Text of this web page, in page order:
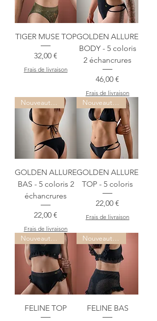
TIGER MUSE TOP
Prix
32,00 €
Frais de livraison
GOLDEN ALLURE
BODY - 5 coloris
2 échancrures
Prix
46,00 €
Frais de livraison
Nouveauté !
GOLDEN ALLURE
BAS - 5 coloris 2
échancrures
Prix
22,00 €
Frais de livraison
Nouveauté !
GOLDEN ALLURE
TOP - 5 coloris
Prix
22,00 €
Frais de livraison
Nouveauté !
FELINE TOP
Nouveauté !
FELINE BAS